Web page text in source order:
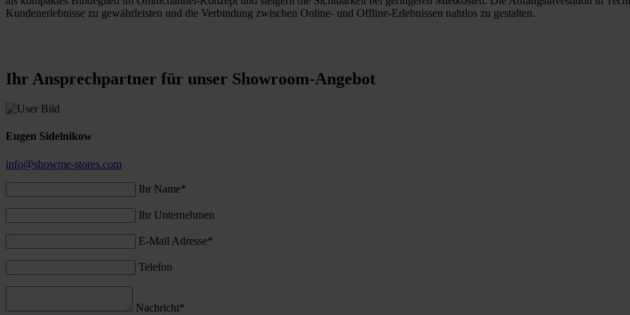
Kundenerlebnisse zu gewährleisten und die Verbindung zwischen Online- und Offline-Erlebnissen nahtlos zu gestalten.
Ihr Ansprechpart­ner für unser Showroom-Angebot
Eugen Sidelnikow
info@showme-stores.com
Ihr Name*
Ihr Unternehmen
E-Mail Adresse*
Telefon
Nachricht*